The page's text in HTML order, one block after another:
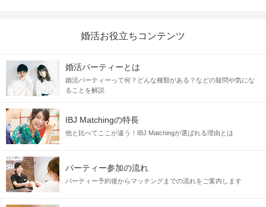
婚活お役立ちコンテンツ
婚活パーティーとは
婚活パーティーって何？どんな種類がある？などの疑問や気にな
ることを解説
IBJ Matchingの特長
他と比べてここが違う！IBJ Matchingが選ばれる理由とは
パーティー参加の流れ
パーティー予約後からマッチングまでの流れをご案内します